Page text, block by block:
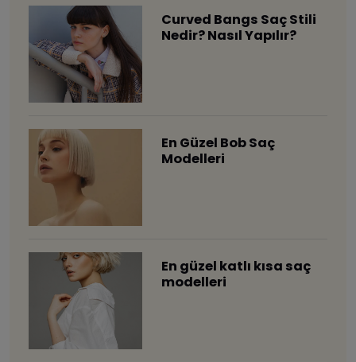
Curved Bangs Saç Stili
Nedir? Nasıl Yapılır?
En Güzel Bob Saç
Modelleri
En güzel katlı kısa saç
modelleri